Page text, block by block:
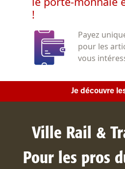
!
Payez
pour les
vous
Je découvre
Ville Rail &
Pour les pros